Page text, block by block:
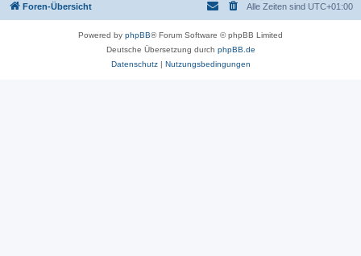
Foren-Übersicht Alle Zeiten sind UTC+01:00
Powered by phpBB® Forum Software © phpBB Limited
Deutsche Übersetzung durch phpBB.de
Datenschutz| Nutzungsbedingungen